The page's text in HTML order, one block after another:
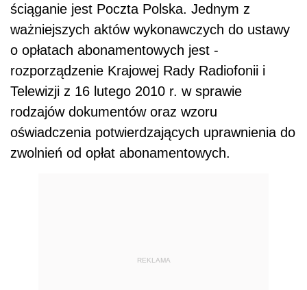
ściąganie jest Poczta Polska. Jednym z
ważniejszych aktów wykonawczych do ustawy
o opłatach abonamentowych jest -
rozporządzenie Krajowej Rady Radiofonii i
Telewizji z 16 lutego 2010 r. w sprawie
rodzajów dokumentów oraz wzoru
oświadczenia potwierdzających uprawnienia do
zwolnień od opłat abonamentowych.
REKLAMA